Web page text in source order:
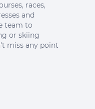
races,
and
team to
or skiing
miss any point